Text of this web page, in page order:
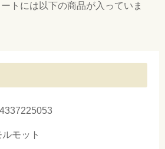
トには以下の商品が入っていま
モット